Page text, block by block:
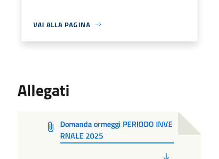
VAI ALLA PAGINA
Allegati
Domanda ormeggi PERIODO INVE
RNALE 2025